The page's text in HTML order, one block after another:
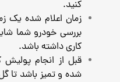
کنید.
زمان اعلام شده یک
بررسی خودرو شما
کاری داشته باشد.
قبل از انجام
شده و تمیز باشد تا